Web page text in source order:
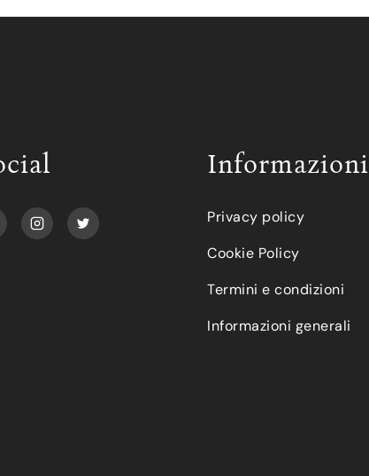
Informazioni
Privacy policy
Cookie Policy
Termini e condizioni
Informazioni generali